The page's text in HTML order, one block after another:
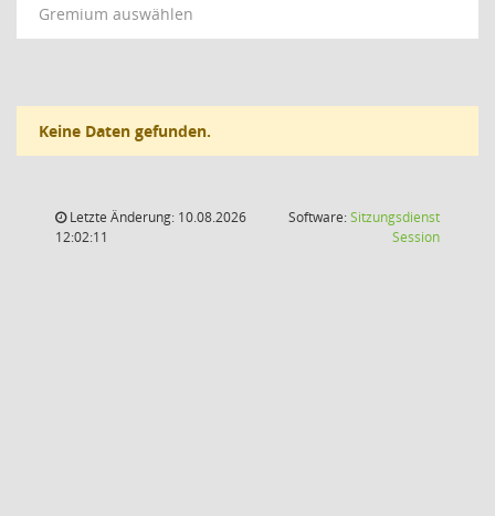
Gremium auswählen
Keine Daten gefunden.
Letzte Änderung: 10.08.2026
12:02:11
Software:Sitzungsdienst
Session(Wird in